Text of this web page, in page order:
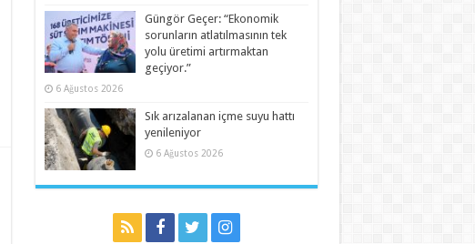
Güngör Geçer: “Ekonomik
sorunların atlatılmasının tek
yolu üretimi artırmaktan
geçiyor.”
6 Ağustos 2026
Sık arızalanan içme suyu hattı
yenileniyor
6 Ağustos 2026